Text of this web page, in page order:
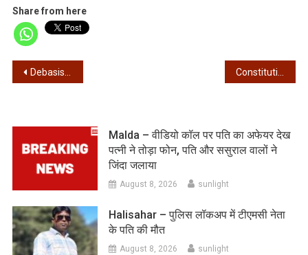
Share from here
Post
Debasish Kumar – देबाशीष कुमार के ठिकानों पर आयकर विभाग का छापा Constitutional Amendment Bill – लोकसभा में गिरा महिला आरक्षण से जुड़ा संविधान संशोधन बिल
Malda – वीडियो कॉल पर पति का अफेयर देख
पत्नी ने तोड़ा फोन, पति और ससुराल वालों ने
जिंदा जलाया
August 8, 2026 sunlight
Halisahar – पुलिस लॉकअप में टीएमसी नेता
के पति की मौत
August 8, 2026 sunlight